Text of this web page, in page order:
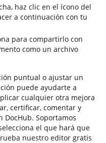
haz clic en el ícono del
a continuación con tu
para compartirlo con
como un archivo
puntual o ajustar un
puede ayudarte a
cualquier otra mejora
certificar, comentar y
DocHub. Soportamos
el que hará que
nuestro editor gratis